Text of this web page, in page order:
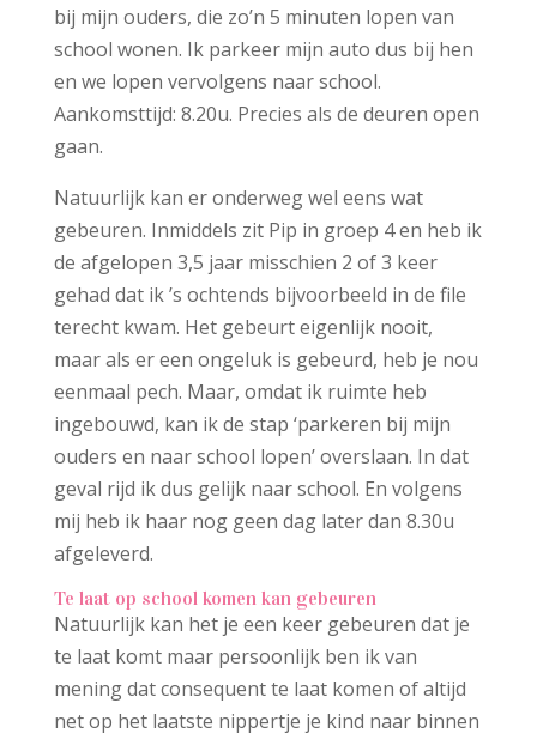
bij mijn ouders, die zo’n 5 minuten lopen van
school wonen. Ik parkeer mijn auto dus bij hen
en we lopen vervolgens naar school.
Aankomsttijd: 8.20u. Precies als de deuren open
gaan.
Natuurlijk kan er onderweg wel eens wat
gebeuren. Inmiddels zit Pip in groep 4 en heb ik
de afgelopen 3,5 jaar misschien 2 of 3 keer
gehad dat ik ’s ochtends bijvoorbeeld in de file
terecht kwam. Het gebeurt eigenlijk nooit,
maar als er een ongeluk is gebeurd, heb je nou
eenmaal pech. Maar, omdat ik ruimte heb
ingebouwd, kan ik de stap ‘parkeren bij mijn
ouders en naar school lopen’ overslaan. In dat
geval rijd ik dus gelijk naar school. En volgens
mij heb ik haar nog geen dag later dan 8.30u
afgeleverd.
Te laat op school komen kan gebeuren
Natuurlijk kan het je een keer gebeuren dat je
te laat komt maar persoonlijk ben ik van
mening dat consequent te laat komen of altijd
net op het laatste nippertje je kind naar binnen